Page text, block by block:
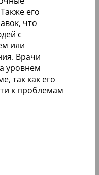
его
что
с
или
Врачи
уровнем
так как его
к проблемам